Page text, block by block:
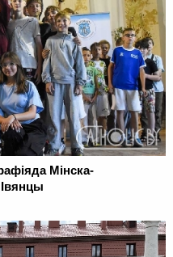
Мінска-
Івянцы